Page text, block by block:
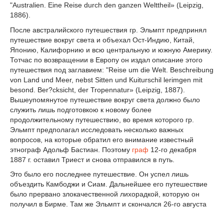
"Australien. Eine Reise durch den ganzen Welttheil» (Leipzig,
1886).
После австралийского путешествия гр. Эльмпт предпринял
путешествие вокруг света и объехал Ост-Индию, Китай,
Японию, Калифорнию и всю центральную и южную Америку.
Тотчас по возвращении в Европу он издал описание этого
путешествия под заглавием: "Reise um die Welt. Beschreibung
von Land und Meer, nebst Sitten und Kuiturschil lerimgen mit
besond. Ber?cksicht, der Tropennatur» (Leipzig, 1887).
Вышеупомянутое путешествие вокруг света должно было
служить лишь подготовкою к новому более
продолжительному путешествию, во время которого гр.
Эльмпт предполагал исследовать несколько важных
вопросов, на которые обратил его внимание известный
этнограф Адольф Бастиан. Поэтому граф 12-го декабря
1887 г. оставил Триест и снова отправился в путь.
Это было его последнее путешествие. Он успел лишь
объездить Камбоджи и Сиам. Дальнейшее его путешествие
было прервано злокачественной лихорадкой, которую он
получил в Бирме. Там же Эльмпт и скончался 26-го августа